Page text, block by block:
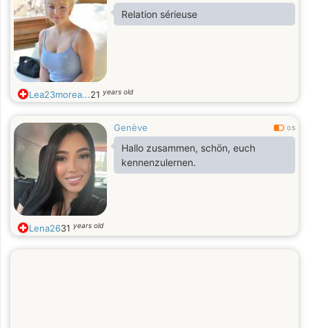
Relation sérieuse
Lea23morea...21 years old
Genève 0.5
Hallo zusammen, schön, euch
kennenzulernen.
Lena2631 years old